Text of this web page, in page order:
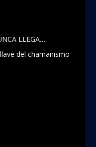
LLEGA…
del chamanismo